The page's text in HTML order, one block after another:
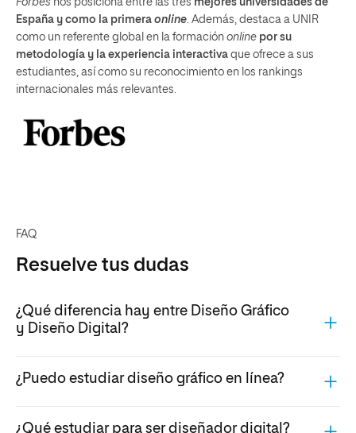
Forbes nos posiciona entre las tres mejores universidades de
España y como la primera online. Además, destaca a UNIR
como un referente global en la formación online por su
metodología y la experiencia interactiva que ofrece a sus
estudiantes, así como su reconocimiento en los rankings
internacionales más relevantes.
FAQ
Resuelve tus dudas
¿Qué diferencia hay entre Diseño Gráfico
y Diseño Digital?
¿Puedo estudiar diseño gráfico en línea?
¿Qué estudiar para ser diseñador digital?